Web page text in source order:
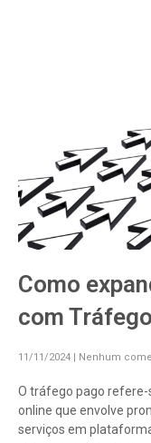
Como
com
11/11/2024 Nenhum
O tráfego pago
online que envolve
serviços em